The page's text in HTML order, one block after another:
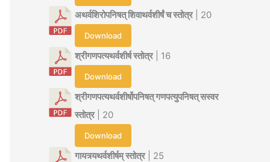
अथर्वशिरोपनिषत् शिवाथर्वशीर्षं च स्तोत्र| 20
Download
श्रीगणपत्यथर्वशीर्ष स्तोत्र| 16
Download
श्रीगणपत्यथर्वशीर्षोपनिषत् गणपत्युपनिषत् सस्वर
स्तोत्र| 20
Download
गायत्र्यथर्वशीर्षम् स्तोत्र| 25